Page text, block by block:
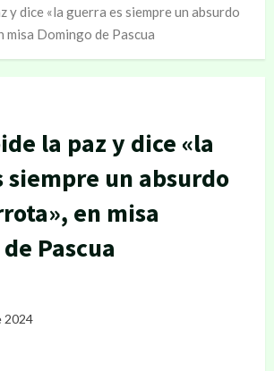
y dice «la guerra es siempre un absurdo
misa Domingo de Pascua
la paz y dice «la
siempre un absurdo
en misa
Pascua
2024